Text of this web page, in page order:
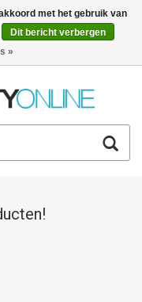
Nederlands €
met het gebruik van
Dit bericht verbergen
»